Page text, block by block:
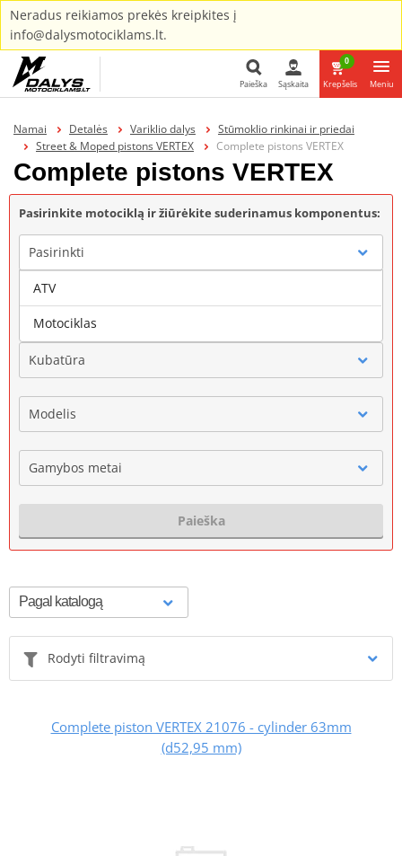
Neradus reikiamos prekės kreipkites į
info@dalysmotociklams.lt.
Paieška
Paieška Sąskaita
0
Krepšelis Meniu
Namai Detalės Variklio dalys
Stūmoklio rinkinai ir priedai
Street & Moped pistons VERTEX
Complete pistons VERTEX
Complete pistons VERTEX
Pasirinkite motociklą ir žiūrėkite suderinamus komponentus:
Pasirinkti
Gamintojas
Kubatūra
Modelis
Gamybos metai
Paieška
Rodyti filtravimą
Complete piston VERTEX 21076 - cylinder 63mm
(d52,95 mm)
ATV
Motociklas